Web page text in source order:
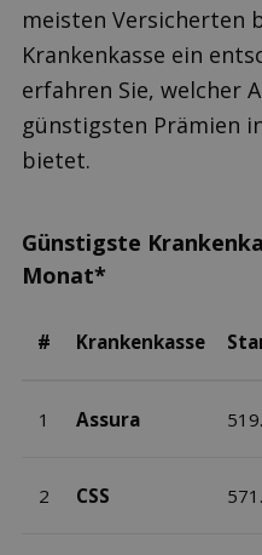
meisten Versicherten
Krankenkasse ein
erfahren Sie, welcher
günstigsten Prämien
bietet.
Günstigste
Monat*
# Krankenkasse
1 Assura
2 CSS